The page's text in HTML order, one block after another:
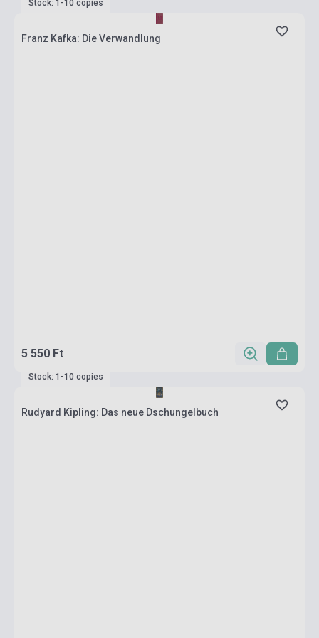
Stock: 1-10 copies
Franz Kafka: Die Verwandlung
5 550 Ft
Stock: 1-10 copies
Rudyard Kipling: Das neue Dschungelbuch